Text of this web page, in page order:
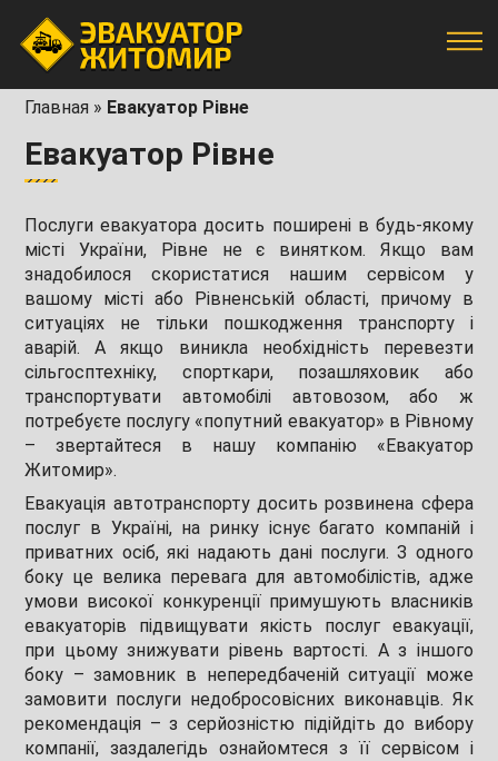
Главная » Евакуатор Рівне
Евакуатор Рівне
Послуги евакуатора досить поширені в будь-якому
місті України, Рівне не є винятком. Якщо вам
знадобилося скористатися нашим сервісом у
вашому місті або Рівненській області, причому в
ситуаціях не тільки пошкодження транспорту і
аварій. А якщо виникла необхідність перевезти
сільгосптехніку, спорткари, позашляховик або
транспортувати автомобілі автовозом, або ж
потребуєте послугу «попутний евакуатор» в Рівному
– звертайтеся в нашу компанію «Евакуатор
Житомир».
Евакуація автотранспорту досить розвинена сфера
послуг в Україні, на ринку існує багато компаній і
приватних осіб, які надають дані послуги. З одного
боку це велика перевага для автомобілістів, адже
умови високої конкуренції примушують власників
евакуаторів підвищувати якість послуг евакуації,
при цьому знижувати рівень вартості. А з іншого
боку – замовник в непередбаченій ситуації може
замовити послуги недобросовісних виконавців. Як
рекомендація – з серйозністю підійдіть до вибору
компанії, заздалегідь ознайомтеся з її сервісом і